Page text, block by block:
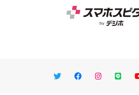
TwitterFacebookInstagram
LINE